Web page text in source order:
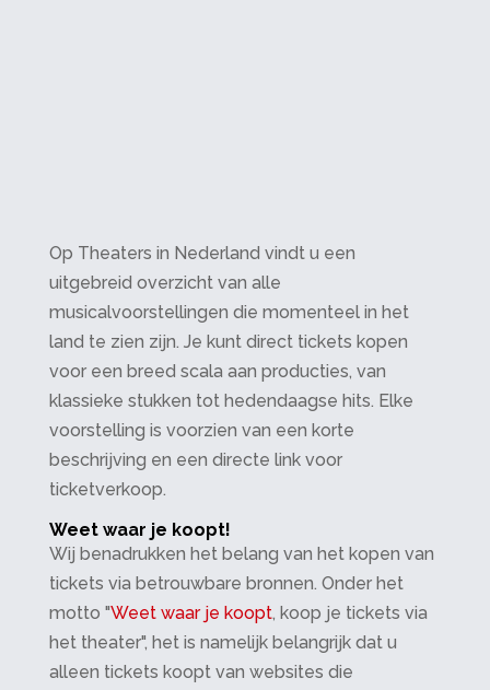
Op Theaters in Nederland vindt u een
uitgebreid overzicht van alle
musicalvoorstellingen die momenteel in het
land te zien zijn. Je kunt direct tickets kopen
voor een breed scala aan producties, van
klassieke stukken tot hedendaagse hits. Elke
voorstelling is voorzien van een korte
beschrijving en een directe link voor
ticketverkoop.
Weet waar je koopt!
Wij benadrukken het belang van het kopen van
tickets via betrouwbare bronnen. Onder het
motto "Weet waar je koopt, koop je tickets via
het theater", het is namelijk belangrijk dat u
alleen tickets koopt van websites die